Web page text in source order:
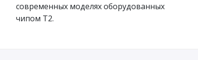
современных моделях оборудованных
чипом T2.